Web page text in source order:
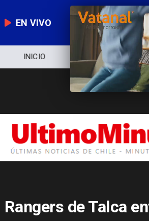
EN VIVO
NOTICIERO POLÍTICA
Rangers de Talca